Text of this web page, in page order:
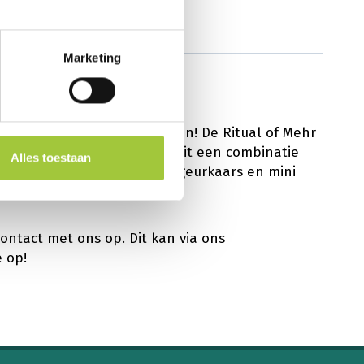
Marketing
Alles toestaan
om jezelf mee te verrassen! De Ritual of Mehr
en body collectie bestaat uit een combinatie
foam, bodycrème, geurkaars en mini
te bewaren.
met ons op. Dit kan via ons
op!